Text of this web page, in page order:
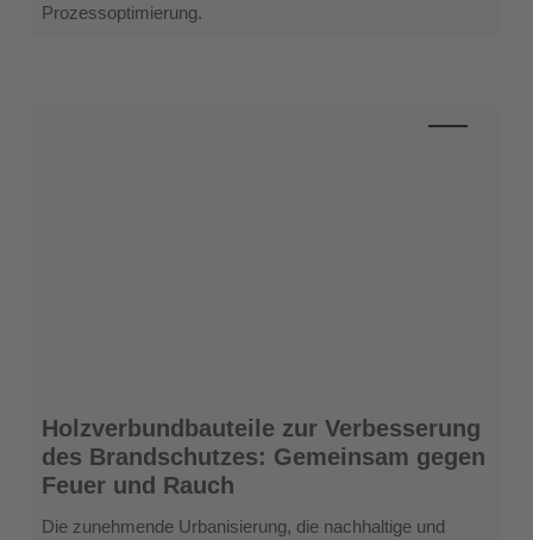
Prozessoptimierung.
Holzverbundbauteile
zur
Verbesserung
des
Brandschutzes:
Holzverbundbauteile zur Verbesserung
des Brandschutzes: Gemeinsam gegen
Feuer und Rauch
Die zunehmende Urbanisierung, die nachhaltige und